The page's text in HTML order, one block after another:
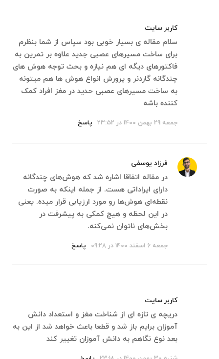
کاربر سایت
سلام مقاله ی بسیار خوبی بود سپاس از شما بنظرم
برای ساخت مسیرهای عصبی جدید علاوه بر تمرین به
فاکتورهای دیگه ای هم نیازه و بحث توجه هوش های
چندگانه گاردنر و پرورش انواع هوش ها هم میتونه
به ساخت مسیرهای عصبی حدید در مغز افراد کمک
کننده باشه
جمعه 29 بهمن 1400 در 23:52 پاسخ
فرزاد یوسفی
در مقاله اتفاقا اشاره شد که هوش‌های چندگانه
دارای ایراداتی هست. از جمله اینکه به صورت
نقطه‌ای هوش‌ها رو مورد ارزیابی قرار میده. یعنی
در این لحظه و هیچ کمکی به پیشرفت در
بخش‌های ناتوان نمی‌کنه.
جمعه 6 اسفند 1400 در 09:28 پاسخ
کاربر سایت
دریچه ی تازه ای از شناخت مغز و استعداد دانش
آموزان برایم باز شد و قطعا باعث خواهد شد از این به
بعد نوع نگاهم به دانش آموزان تغییر کند